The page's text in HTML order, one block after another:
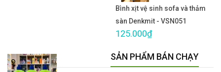
Bình xịt vệ sinh sofa và thảm
sàn Denkmit - VSN051
125.000₫
SẢN PHẨM BÁN CHẠY